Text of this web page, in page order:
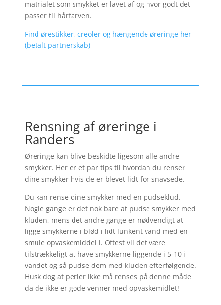
matrialet som smykket er lavet af og hvor godt det
passer til hårfarven.
Find ørestikker, creoler og hængende øreringe her
(betalt partnerskab)
Rensning af øreringe i
Randers
Øreringe kan blive beskidte ligesom alle andre
smykker. Her er et par tips til hvordan du renser
dine smykker hvis de er blevet lidt for snavsede.
Du kan rense dine smykker med en pudseklud.
Nogle gange er det nok bare at pudse smykker med
kluden, mens det andre gange er nødvendigt at
ligge smykkerne i blød i lidt lunkent vand med en
smule opvaskemiddel i. Oftest vil det være
tilstrækkeligt at have smykkerne liggende i 5-10 i
vandet og så pudse dem med kluden efterfølgende.
Husk dog at perler ikke må renses på denne måde
da de ikke er gode venner med opvaskemidlet!